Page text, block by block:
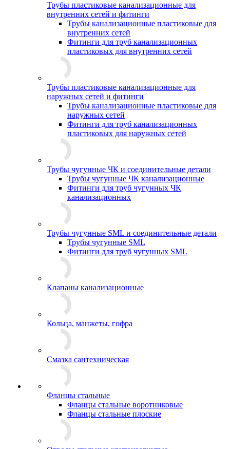
Трубы пластиковые канализационные для
внутренних сетей и фитинги
Трубы канализационные пластиковые для
внутренних сетей
Фитинги для труб канализационных
пластиковых для внутренних сетей
Трубы пластиковые канализационные для
наружных сетей и фитинги
Трубы канализационные пластиковые для
наружных сетей
Фитинги для труб канализационных
пластиковых для наружных сетей
Трубы чугунные ЧК и соединительные детали
Трубы чугунные ЧК канализационные
Фитинги для труб чугунных ЧК
канализационных
Трубы чугунные SML и соединительные детали
Трубы чугунные SML
Фитинги для труб чугунных SML
Клапаны канализационные
Кольца, манжеты, гофра
Смазка сантехническая
Фланцы стальные
Фланцы стальные воротниковые
Фланцы стальные плоские